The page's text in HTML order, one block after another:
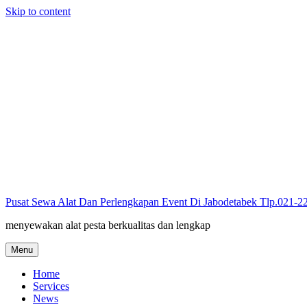
Skip to content
Pusat Sewa Alat Dan Perlengkapan Event Di Jabodetabek Tlp.021-
menyewakan alat pesta berkualitas dan lengkap
Menu
Home
Services
News